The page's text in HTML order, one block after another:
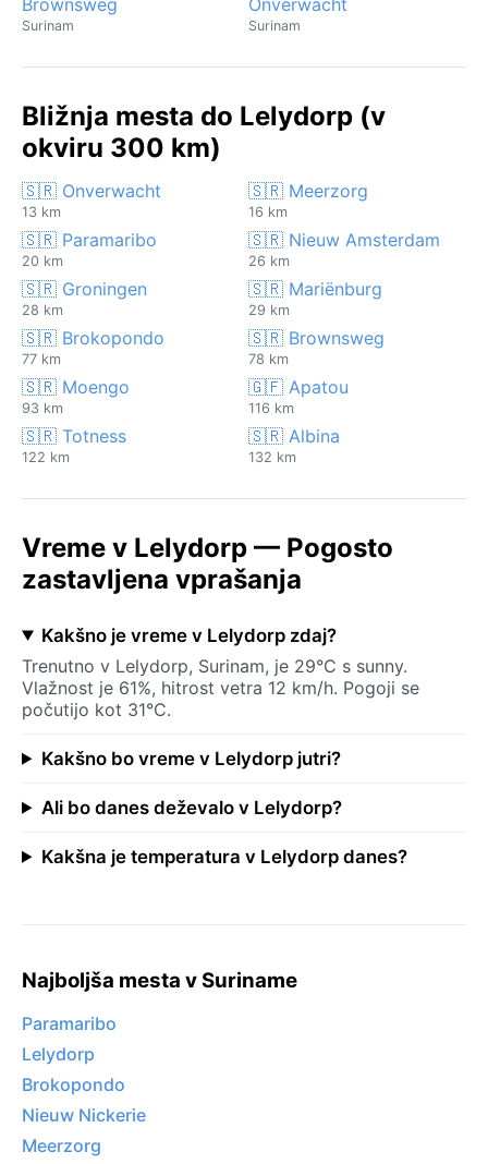
Surinam Surinam
Bližnja mesta do Lelydorp (v
okviru 300 km)
🇸🇷 Onverwacht
13 km
🇸🇷 Meerzorg
16 km
🇸🇷 Paramaribo
20 km
🇸🇷 Nieuw Amsterdam
26 km
🇸🇷 Groningen
28 km
🇸🇷 Mariënburg
29 km
🇸🇷 Brokopondo
77 km
🇸🇷 Brownsweg
78 km
🇸🇷 Moengo
93 km
🇬🇫 Apatou
116 km
🇸🇷 Totness
122 km
🇸🇷 Albina
132 km
Vreme v Lelydorp — Pogosto
zastavljena vprašanja
Kakšno je vreme v Lelydorp zdaj?
Trenutno v Lelydorp, Surinam, je 29°C s sunny.
Vlažnost je 61%, hitrost vetra 12 km/h. Pogoji se
počutijo kot 31°C.
Kakšno bo vreme v Lelydorp jutri?
Ali bo danes deževalo v Lelydorp?
Kakšna je temperatura v Lelydorp danes?
Najboljša mesta v Suriname
Paramaribo
Lelydorp
Brokopondo
Nieuw Nickerie
Meerzorg